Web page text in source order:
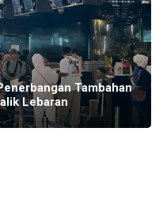
Tambahan
Lebaran